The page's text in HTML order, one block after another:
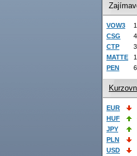
VOW3
CSG
CTP
MATTE
PEN
EUR
HUF
JPY
PLN
USD